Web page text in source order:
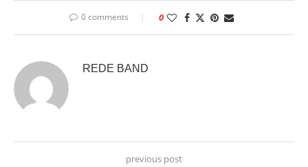
0 comments 0
REDE BAND
previous post